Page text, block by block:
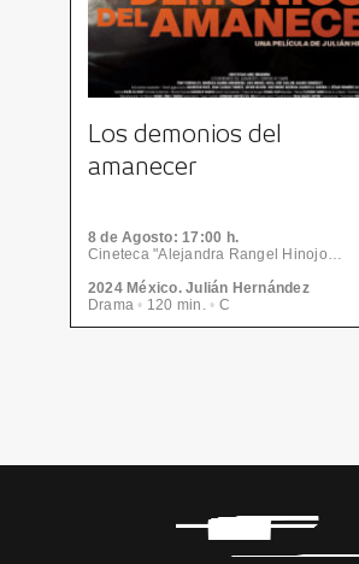
Los demonios del
amanecer
8de Agosto: 17:00 h.
Cineteca "Alejandra Rangel Hinojosa" - Centro de las Artes | CONARTE
2024 México. Julián Hernández
Drama • 120 min. • C